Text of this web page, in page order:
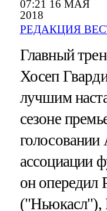
07:21 16 МАЯ
2018
РЕДАКЦИЯ
Главный
Хосеп
лучшим
сезоне
голосовании
ассоциации
он опередил
("Ньюкасл"),